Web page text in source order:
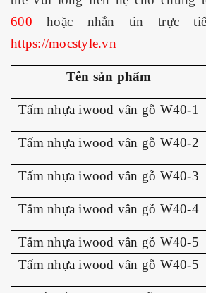
600hoặc nhắn tin trực
https://mocstyle.vn
Tên sản phẩm
Tấm nhựa iwood vân gỗ W40-1
Tấm nhựa iwood vân gỗ W40-2
Tấm nhựa iwood vân gỗ W40-3
Tấm nhựa iwood vân gỗ W40-4
Tấm nhựa iwood vân gỗ W40-5
Tấm nhựa iwood vân gỗ W40-5